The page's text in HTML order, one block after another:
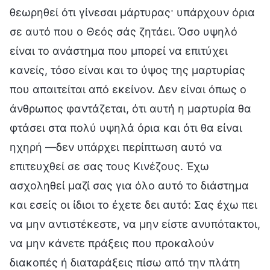
θεωρηθεί ότι γίνεσαι μάρτυρας· υπάρχουν όρια
σε αυτό που ο Θεός σάς ζητάει. Όσο υψηλό
είναι το ανάστημα που μπορεί να επιτύχει
κανείς, τόσο είναι και το ύψος της μαρτυρίας
που απαιτείται από εκείνον. Δεν είναι όπως ο
άνθρωπος φαντάζεται, ότι αυτή η μαρτυρία θα
φτάσει στα πολύ υψηλά όρια και ότι θα είναι
ηχηρή —δεν υπάρχει περίπτωση αυτό να
επιτευχθεί σε σας τους Κινέζους. Έχω
ασχοληθεί μαζί σας για όλο αυτό το διάστημα
και εσείς οι ίδιοι το έχετε δει αυτό: Σας έχω πει
να μην αντιστέκεστε, να μην είστε ανυπότακτοι,
να μην κάνετε πράξεις που προκαλούν
διακοπές ή διαταράξεις πίσω από την πλάτη